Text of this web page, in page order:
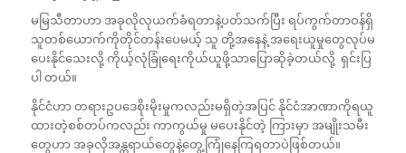
မမြသီတာဟာ အခုလိုလုယက်ခံရတာနဲ့ပတ်သက်ပြီး ရပ်ကွက်တာဝန်ရှိ
သူတစ်ယောက်ကိုတိုင်တန်းပေမယ့် သူ တို့အနေနဲ့ အရေးယူမှုတွေလုပ်မ
ပေးနိုင်သေးလို့ ကိုယ့်လုံခြုံရေးကိုယ်ယူဖို့သာပြောဆိုခဲ့တယ်လို့ ရှင်းပြ
ပါ တယ်။
နိုင်ငံဟာ တရားဥပဒေစိုးမိုးမှုကလည်းမရှိတဲ့အပြင် နိုင်ငံအာဏာကိုရယူ
ထားတဲ့စစ်တပ်ကလည်း ကာကွယ်မှု မပေးနိုင်တဲ့ ကြားမှာ အမျိုးသမီး
တွေဟာ အခုလိုအန္တရာယ်တွေနဲ့တွေ့ကြုံနေကြရတာပဲဖြစ်တယ်။